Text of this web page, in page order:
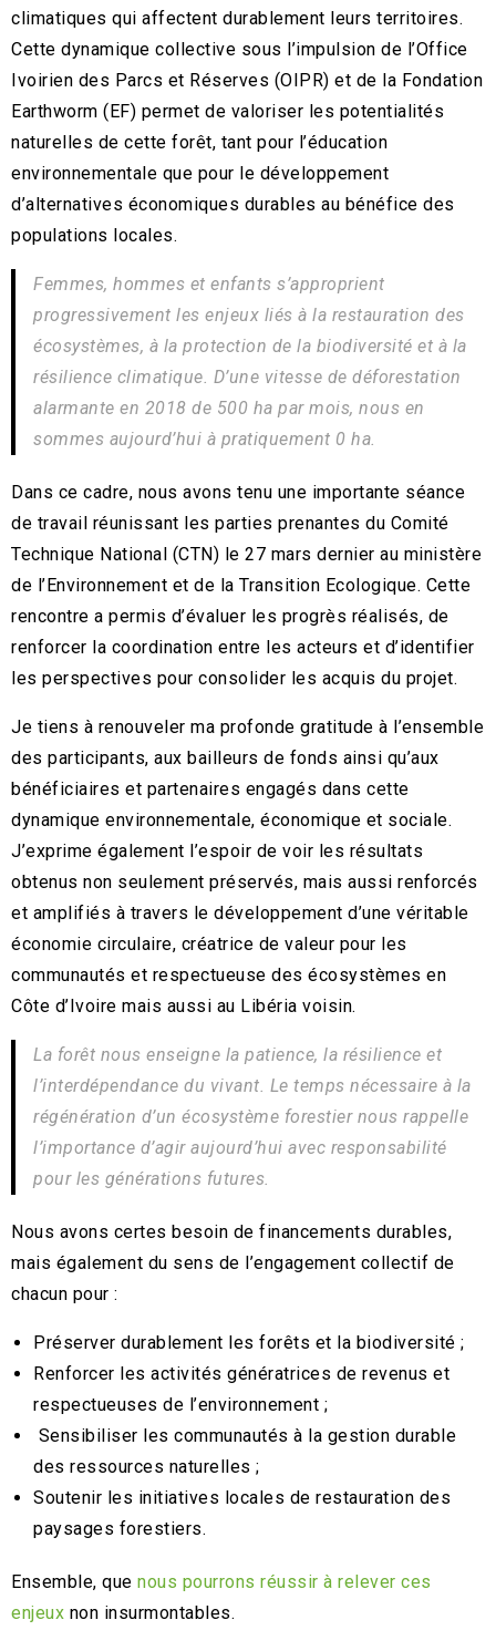
climatiques qui affectent durablement leurs territoires.
Cette dynamique collective sous l’impulsion de l’Office
Ivoirien des Parcs et Réserves (OIPR) et de la Fondation
Earthworm (EF) permet de valoriser les potentialités
naturelles de cette forêt, tant pour l’éducation
environnementale que pour le développement
d’alternatives économiques durables au bénéfice des
populations locales.
Femmes, hommes et enfants s’approprient
progressivement les enjeux liés à la restauration des
écosystèmes, à la protection de la biodiversité et à la
résilience climatique. D’une vitesse de déforestation
alarmante en 2018 de 500 ha par mois, nous en
sommes aujourd’hui à pratiquement 0 ha.
Dans ce cadre, nous avons tenu une importante séance
de travail réunissant les parties prenantes du Comité
Technique National (CTN) le 27 mars dernier au ministère
de l’Environnement et de la Transition Ecologique. Cette
rencontre a permis d’évaluer les progrès réalisés, de
renforcer la coordination entre les acteurs et d’identifier
les perspectives pour consolider les acquis du projet.
Je tiens à renouveler ma profonde gratitude à l’ensemble
des participants, aux bailleurs de fonds ainsi qu’aux
bénéficiaires et partenaires engagés dans cette
dynamique environnementale, économique et sociale.
J’exprime également l’espoir de voir les résultats
obtenus non seulement préservés, mais aussi renforcés
et amplifiés à travers le développement d’une véritable
économie circulaire, créatrice de valeur pour les
communautés et respectueuse des écosystèmes en
Côte d’Ivoire mais aussi au Libéria voisin.
La forêt nous enseigne la patience, la résilience et
l’interdépendance du vivant. Le temps nécessaire à la
régénération d’un écosystème forestier nous rappelle
l’importance d’agir aujourd’hui avec responsabilité
pour les générations futures.
Nous avons certes besoin de financements durables,
mais également du sens de l’engagement collectif de
chacun pour :
Préserver durablement les forêts et la biodiversité ;
Renforcer les activités génératrices de revenus et
respectueuses de l’environnement ;
Sensibiliser les communautés à la gestion durable
des ressources naturelles ;
Soutenir les initiatives locales de restauration des
paysages forestiers.
Ensemble, que nous pourrons réussir à relever ces
enjeux non insurmontables.